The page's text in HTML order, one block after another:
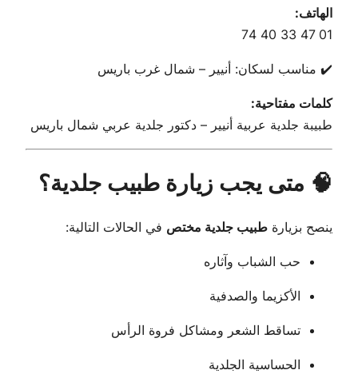
الهاتف:
01 47 33 40 74
✔️ مناسب لسكان: أنيير – شمال غرب باريس
كلمات مفتاحية:
طبيبة جلدية عربية أنيير – دكتور جلدية عربي شمال باريس
🧠 متى يجب زيارة طبيب جلدية؟
ينصح بزيارة طبيب جلدية مختص في الحالات التالية:
حب الشباب وآثاره
الأكزيما والصدفية
تساقط الشعر ومشاكل فروة الرأس
الحساسية الجلدية